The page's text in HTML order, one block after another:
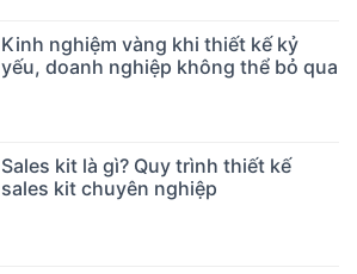
Kinh nghiệm vàng khi thiết kế kỷ
yếu, doanh nghiệp không thể bỏ qua
Sales kit là gì? Quy trình thiết kế
sales kit chuyên nghiệp